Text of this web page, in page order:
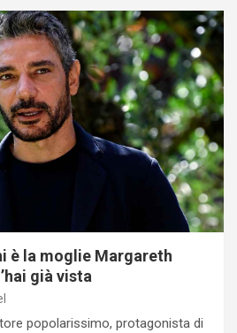
è la moglie Margareth
già vista
popolarissimo, protagonista di